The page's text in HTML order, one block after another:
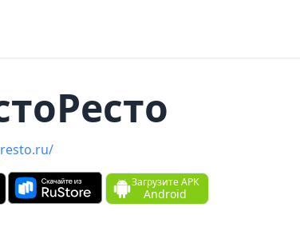
Загрузите APK
Android